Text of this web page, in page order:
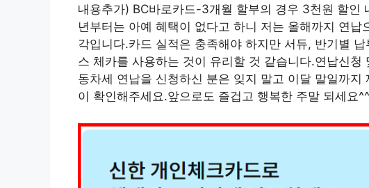
내용추가) BC바로카드-3개월 할부의 경우 3천원 할인
년부터는 아예 혜택이 없다고 하니 저는 올해까지 연
각입니다.카드 실적은 충족해야 하지만 서듀, 반기별
스 체카를 사용하는 것이 유리할 것 같습니다.연납신
동차세 연납을 신청하신 분은 잊지 말고 이달 말일까
이 확인해주세요.앞으로도 즐겁고 행복한 주말 되세요^^